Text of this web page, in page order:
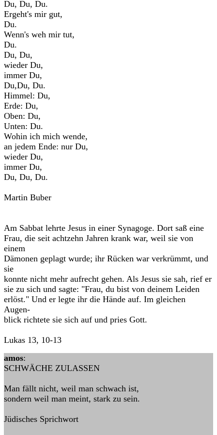
Du, Du, Du.
Ergeht's mir gut,
Du.
Wenn's weh mir tut,
Du.
Du, Du,
wieder Du,
immer Du,
Du,Du, Du.
Himmel: Du,
Erde: Du,
Oben: Du,
Unten: Du.
Wohin ich mich wende,
an jedem Ende: nur Du,
wieder Du,
immer Du,
Du, Du, Du.
Martin Buber
Am Sabbat lehrte Jesus in einer Synagoge. Dort saß eine
Frau, die seit achtzehn Jahren krank war, weil sie von
einem
Dämonen geplagt wurde; ihr Rücken war verkrümmt, und
sie
konnte nicht mehr aufrecht gehen. Als Jesus sie sah, rief er
sie zu sich und sagte: "Frau, du bist von deinem Leiden
erlöst." Und er legte ihr die Hände auf. Im gleichen
Augen-
blick richtete sie sich auf und pries Gott.
Lukas 13, 10-13
amos:
SCHWÄCHE ZULASSEN
Man fällt nicht, weil man schwach ist,
sondern weil man meint, stark zu sein.
Jüdisches Sprichwort